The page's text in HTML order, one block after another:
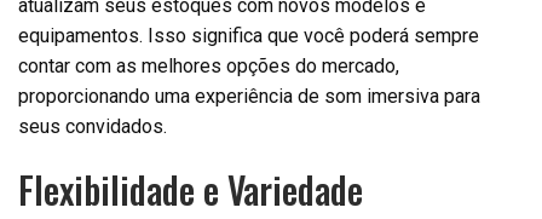
atualizam seus estoques com novos modelos e
equipamentos. Isso significa que você poderá sempre
contar com as melhores opções do mercado,
proporcionando uma experiência de som imersiva para
seus convidados.
Flexibilidade e Variedade